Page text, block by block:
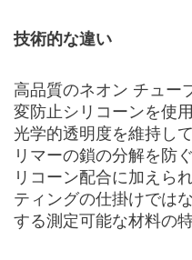
技術的な違い
高品質のネオン チュー
変防止シリコーンを使
光学的透明度を維持し
リマーの鎖の分解を防
リコーン配合に加えら
ティングの仕掛けでは
する測定可能な材料の特